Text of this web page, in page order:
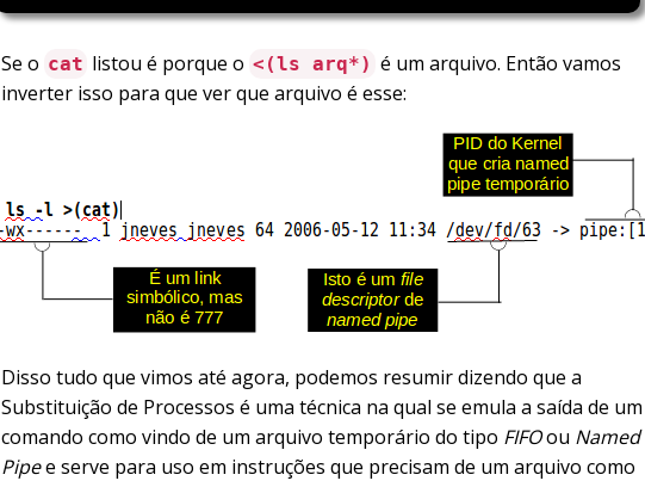
Se o cat listou é porque o <(ls arq*) é um arquivo. Então vamos
inverter isso para que ver que arquivo é esse:
Disso tudo que vimos até agora, podemos resumir dizendo que a
Substituição de Processos é uma técnica na qual se emula a saída de um
comando como vindo de um arquivo temporário do tipo FIFOou Named
Pipee serve para uso em instruções que precisam de um arquivo como